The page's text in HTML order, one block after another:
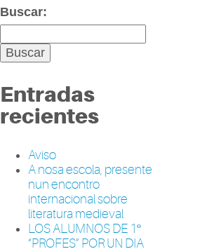
Buscar:
Entradas
recientes
Aviso
A nosa escola, presente
nun encontro
internacional sobre
literatura medieval
LOS ALUMNOS DE 1º
“PROFES” POR UN DIA